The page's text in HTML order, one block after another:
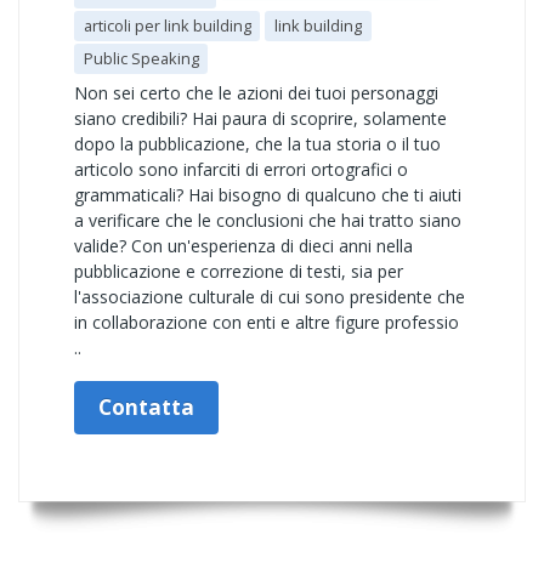
articoli per link building
link building
Public Speaking
Non sei certo che le azioni dei tuoi personaggi
siano credibili? Hai paura di scoprire, solamente
dopo la pubblicazione, che la tua storia o il tuo
articolo sono infarciti di errori ortografici o
grammaticali? Hai bisogno di qualcuno che ti aiuti
a verificare che le conclusioni che hai tratto siano
valide? Con un'esperienza di dieci anni nella
pubblicazione e correzione di testi, sia per
l'associazione culturale di cui sono presidente che
in collaborazione con enti e altre figure professio
..
Contatta